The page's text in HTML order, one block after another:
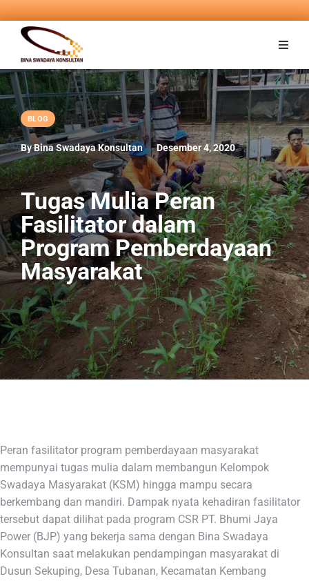
BLOG
By Bina Swadaya Konsultan Desember 4, 2020
Tugas Mulia Peran
Fasilitator dalam
Program Pemberdayaan
Masyarakat
Peran fasilitator program pemberdayaan masyarakat
mempunyai tugas mulia dalam membangun Kelompok
Swadaya Masyarakat (KSM) hingga mampu secara
berkembang dan mandiri. Dampak nyata kehadiran fasilitator
tersebut dapat dilihat pada program CSR PT. Bhumi Jaya
Power (BJP) yang bekerja sama dengan Bina Swadaya
Konsultan saat melakukan pendampingan masyarakat di
Dusun Sekuping, Desa Tubanan, Kecamatan Kembang